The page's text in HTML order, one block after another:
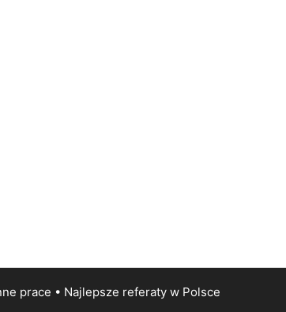
prace • Najlepsze referatyw Polsce